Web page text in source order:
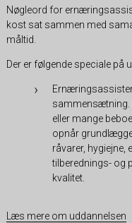
Nøgleord for
kost sat sammen med
måltid.
Der er følgende speciale på
sammensætning.
eller mange
opnår
råvarer, hygiejne,
tilberednings- og
kvalitet.
Læs mere om uddannelsen